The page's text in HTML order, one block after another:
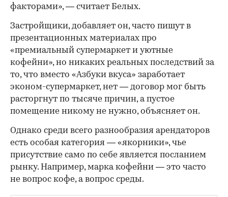
факторами», — считает Белых.
Застройщики, добавляет он, часто пишут в
презентационных материалах про
«премиальный супермаркет и уютные
кофейни», но никаких реальных последствий за
то, что вместо «Азбуки вкуса» заработает
эконом-супермаркет, нет — договор мог быть
расторгнут по тысяче причин, а пустое
помещение никому не нужно, объясняет он.
Однако среди всего разнообразия арендаторов
есть особая категория — «якорники», чье
присутствие само по себе является посланием
рынку. Например, марка кофейни — это часто
не вопрос кофе, а вопрос среды.